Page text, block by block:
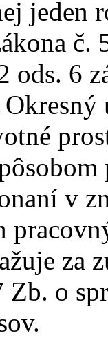
jeden
č.
ods. 6
v
za
Zb. o